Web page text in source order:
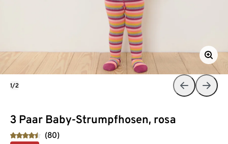
3 Paar Baby-Strumpfhosen, rosa
(80)
1/2